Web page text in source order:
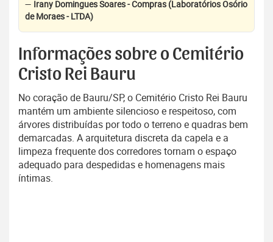
— Irany Domingues Soares - Compras (Laboratórios Osório
de Moraes - LTDA)
Informações sobre o Cemitério
Cristo Rei Bauru
No coração de Bauru/SP, o Cemitério Cristo Rei Bauru
mantém um ambiente silencioso e respeitoso, com
árvores distribuídas por todo o terreno e quadras bem
demarcadas. A arquitetura discreta da capela e a
limpeza frequente dos corredores tornam o espaço
adequado para despedidas e homenagens mais
íntimas.